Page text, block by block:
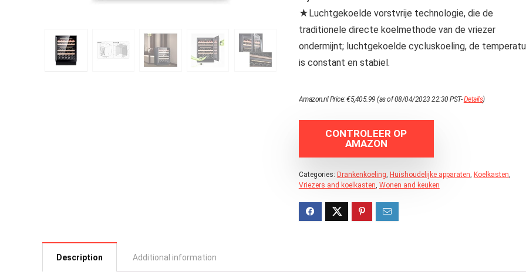
★Luchtgekoelde vorstvrije technologie, die de
traditionele directe koelmethode van de vriezer
ondermijnt; luchtgekoelde cycluskoeling, de
is constant en stabiel.
Amazon.nl Price:€5,405.99 (as of 08/04/2023 22:30 PST-Details)
CONTROLEER OP
AMAZON
Categories: Drankenkoeling, Huishoudelijke apparaten, Koelkasten,
Vriezers and koelkasten, Wonen and keuken
Description Additional information